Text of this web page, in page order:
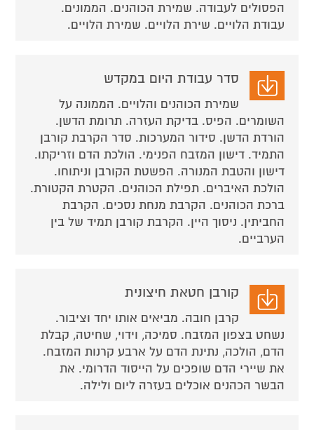
הפסולים לעבודה. שמירת הכוהנים. הממונים.
עבודת הלויים. שירת הלויים. שמירת הלויים.
סדר עבודת היום במקדש
שמירת הכוהנים והלויים. הממונה על
השומרים. הפיס. בדיקת העזרה. תרומת הדשן.
הורדת הדשן. סידור המערכות. סדר הקרבת קורבן
התמיד. דישון המזבח הפנימי. הולכת הדם וזריקתו.
דישון והטבת המנורה. הפשטת הקורבן וניתוחו.
הולכת האיברים. תפילת הכוהנים. הקטרת הקטורת.
ברכת הכוהנים. הקרבת מנחת נסכים. הקרבת
החביתין. ניסוך היין. הקרבת קורבן תמיד של בין
הערביים.
קורבן חטאת חיצונית
קרבן חובה. מביאים אותו יחד וציבור.
נשחט בצפון המזבח. סמיכה, וידוי, שחיטה, קבלת
הדם, הולכה, נתינת הדם על ארבע קרנות המזבח.
את שיירי הדם שופכים על הייסוד הדרומי. את
הבשר הכהנים אוכלים בעזרה ליום ולילה.